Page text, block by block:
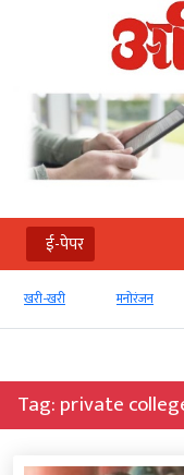
ई-पेपर
खरी-खरी मनोरंजन
Tag:private